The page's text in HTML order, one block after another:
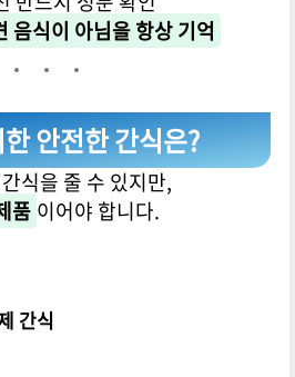
음식이 아님을 항상 기억
안전한 간식은?
식을 줄 수 있지만,
품 이어야 합니다.
간식